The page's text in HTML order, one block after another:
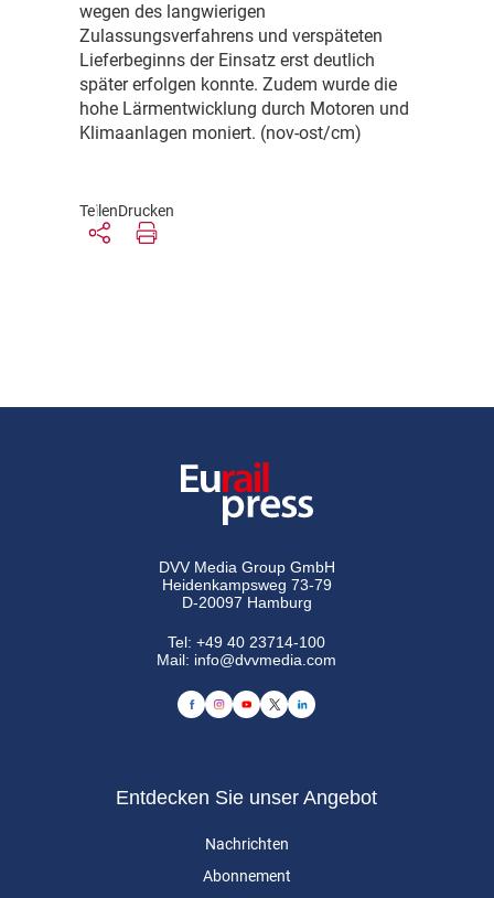
wegen des langwierigen
Zulassungsverfahrens und verspäteten
Lieferbeginns der Einsatz erst deutlich
später erfolgen konnte. Zudem wurde die
hohe Lärmentwicklung durch Motoren und
Klimaanlagen moniert. (nov-ost/cm)
TeilenDrucken
DVV Media Group GmbH
Heidenkampsweg 73-79
D-20097 Hamburg
Tel:+49 40 23714-100
Mail: info@dvvmedia.com
Entdecken Sie unser Angebot
Nachrichten
Abonnement